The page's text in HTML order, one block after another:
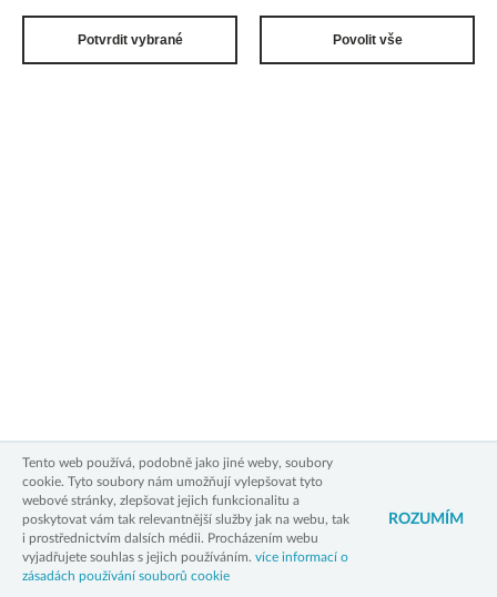
Potvrdit vybrané Povolit vše
Rīga
Tento web používá, podobně jako jiné weby, soubory
cookie. Tyto soubory nám umožňují vylepšovat tyto
webové stránky, zlepšovat jejich funkcionalitu a
poskytovat vám tak relevantnější služby jak na webu, tak
i prostřednictvím dalsích médii. Procházením webu
vyjadřujete souhlas s jejich používáním. více informací o
zásadách používání souborů cookie
ROZUMÍM